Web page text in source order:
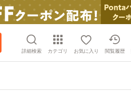
詳細検索 カテゴリ お気に入り 閲覧履歴